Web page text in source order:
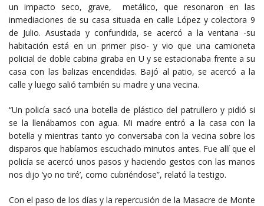
un impacto seco, grave, metálico, que resonaron en las
inmediaciones de su casa situada en calle López y colectora 9
de Julio. Asustada y confundida, se acercó a la ventana -su
habitación está en un primer piso- y vio que una camioneta
policial de doble cabina giraba en U y se estacionaba frente a su
casa con las balizas encendidas. Bajó al patio, se acercó a la
calle y luego salió también su madre y una vecina.
“Un policía sacó una botella de plástico del patrullero y pidió si
se la llenábamos con agua. Mi madre entró a la casa con la
botella y mientras tanto yo conversaba con la vecina sobre los
disparos que habíamos escuchado minutos antes. Fue allí que el
policía se acercó unos pasos y haciendo gestos con las manos
nos dijo ‘yo no tiré’, como cubriéndose”, relató la testigo.
Con el paso de los días y la repercusión de la Masacre de Monte